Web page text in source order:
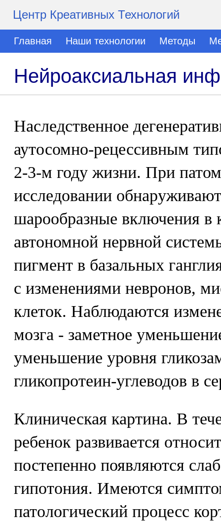
Центр Креативных Технологий
Главная Наши технологии Методы
Нейроаксиальная
Наследственное
аутосомно-рецессивным
2-3-м году жизни. При
исследовании
шарообразные включения в
автономной нервной
пигмент в базальных
с изменениями невронов,
клеток. Наблюдаются
мозга - заметное
уменьшение уровня
гликопротеин-углеводов в
Клиническая картина. В
ребенок развивается
постепенно появляются
гипотония. Имеются
патологический процесс